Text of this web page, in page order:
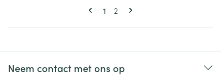
Pagina's
U lees momenteel pagina
1 Pagina
2
Neem contact met ons op